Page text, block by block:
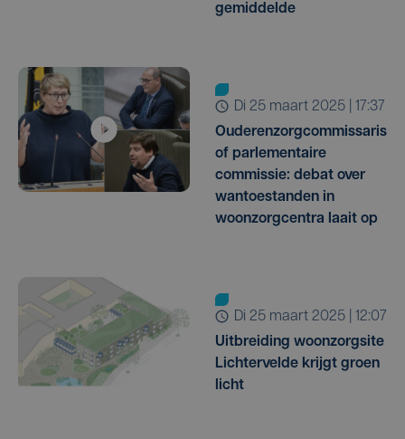
gemiddelde
di 25 maart 2025 | 17:37
Ouderenzorgcommissaris
of parlementaire
commissie: debat over
wantoestanden in
woonzorgcentra laait op
di 25 maart 2025 | 12:07
Uitbreiding woonzorgsite
Lichtervelde krijgt groen
licht